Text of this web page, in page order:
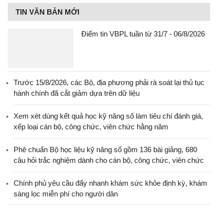
TIN VĂN BẢN MỚI
Điểm tin VBPL tuần từ 31/7 - 06/8/2026
Trước 15/8/2026, các Bộ, địa phương phải rà soát lại thủ tục
hành chính đã cắt giảm dựa trên dữ liệu
Xem xét dùng kết quả học kỹ năng số làm tiêu chí đánh giá,
xếp loại cán bộ, công chức, viên chức hằng năm
Phê chuẩn Bộ học liệu kỹ năng số gồm 136 bài giảng, 680
câu hỏi trắc nghiệm dành cho cán bộ, công chức, viên chức
Chính phủ yêu cầu đẩy nhanh khám sức khỏe định kỳ, khám
sàng lọc miễn phí cho người dân